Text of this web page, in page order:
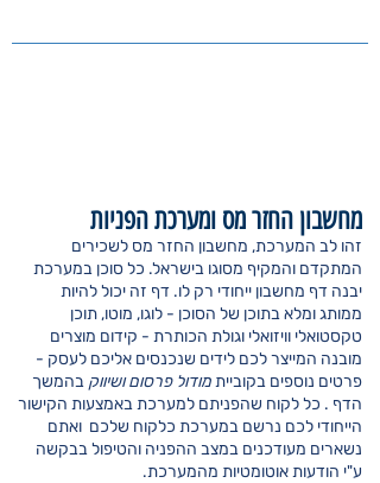
מחשבון החזר מס ומערכת הפניות
זהו לב המערכת, מחשבון החזר מס לשכירים
המתקדם והמקיף מסוגו בישראל. כל סוכן במערכת
יבנה דף מחשבון ייחודי רק לו. דף זה יכול להיות
ממותג ומלא בתוכן של הסוכן - לוגו, מוטו, תוכן
טקסטואלי וויזואלי וגולת הכותרת - קידום מוצרים
מובנה המייצר לכם לידים שנכנסים אליכם לעסק -
פרטים נוספים בקובייתמודול פרסום ושיווק בהמשך
הדף . כל לקוח שהפניתם למערכת באמצעות הקישור
הייחודי לכם נרשם במערכת כלקוח שלכם ואתם
נשארים מעודכנים במצב ההפניה והטיפול בבקשה
ע"י הודעות אוטומטיות מהמערכת.